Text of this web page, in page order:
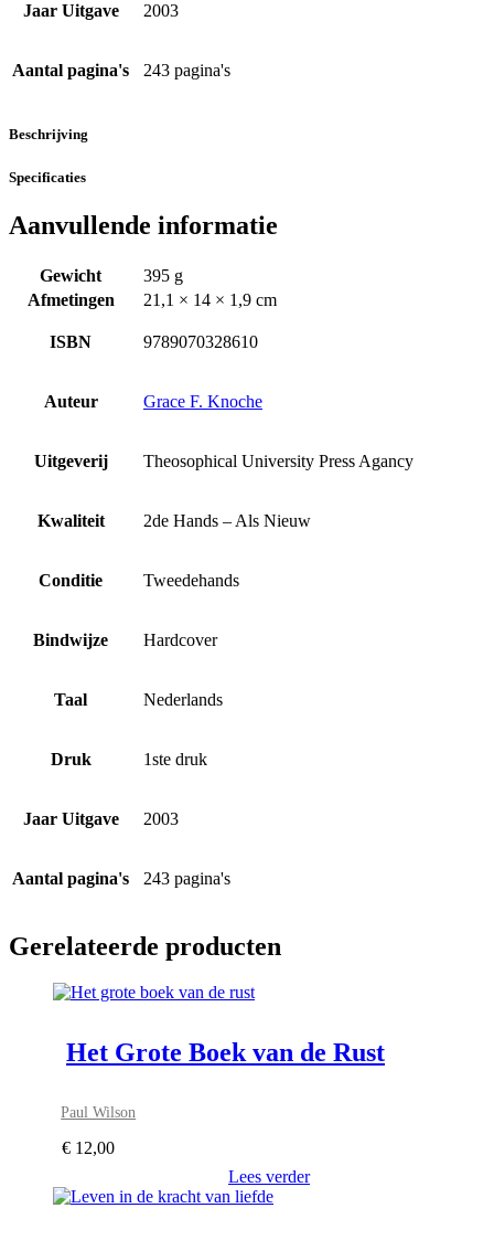
Jaar Uitgave 2003
Aantal pagina's 243 pagina's
Beschrijving
Specificaties
Aanvullende informatie
Gewicht
395 g
Afmetingen
21,1 × 14 × 1,9 cm
ISBN 9789070328610
Auteur Grace F. Knoche
Uitgeverij Theosophical University Press Agancy
Kwaliteit 2de Hands – Als Nieuw
Conditie Tweedehands
Bindwijze Hardcover
Taal Nederlands
Druk 1ste druk
Jaar Uitgave 2003
Aantal pagina's 243 pagina's
Gerelateerde producten
Het Grote Boek van de Rust
Paul Wilson
€ 12,00
Lees verder